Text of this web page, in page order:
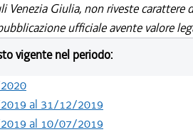
Venezia Giulia, non riveste
ufficiale avente valore
vigente nel periodo:
al 31/12/2019
al 10/07/2019